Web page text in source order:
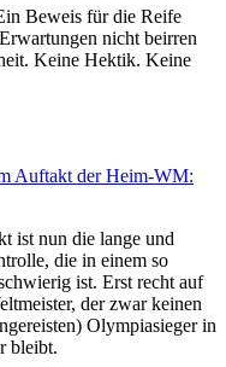
Beweis für die Reife
nicht beirren
Keine Hektik. Keine
Auftakt der Heim-WM:
ist nun die lange und
die in einem so
ist. Erst recht auf
der zwar keinen
Olympiasieger in
bleibt.